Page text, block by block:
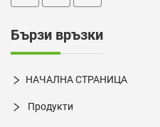
Бързи връзки
НАЧАЛНА СТРАНИЦА
Продукти